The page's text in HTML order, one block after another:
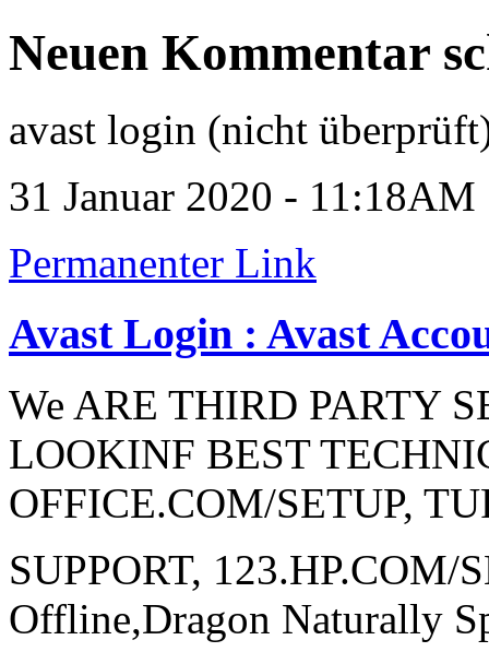
Neuen Kommentar
avast login (nicht
31 Januar 2020 - 11:18AM
Permanenter Link
Avast Login : Avast
We ARE THIRD PARTY
LOOKINF BEST
OFFICE.COM/SETUP,
SUPPORT, 123.HP.COM/
Offline,Dragon Naturally